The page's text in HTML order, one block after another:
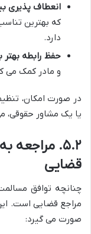
انعطاف پذیری
که بهترین
دارد.
حفظ رابطه بهتر
و مادر کمک می
در صورت امکان،
یا یک مشاور حقوقی،
۵.۲. مراجعه
قضایی
چنانچه توافق
مراجع قضایی است.
صورت می گیرد: